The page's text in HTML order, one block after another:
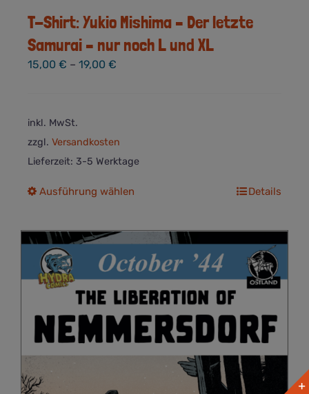
T-Shirt: Yukio Mishima – Der letzte
Samurai – nur noch L und XL
15,00 € – 19,00 €
inkl. MwSt.
zzgl. Versandkosten
Lieferzeit: 3-5 Werktage
Ausführung wählen
mehrere
Varianten
auf.
Die
Optionen
können
auf
der
Produktseite
Details